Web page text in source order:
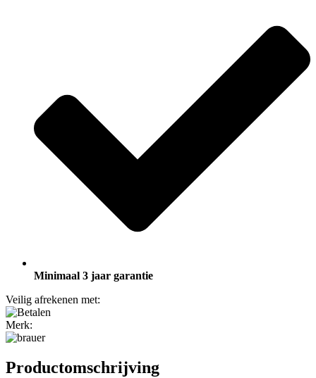
Minimaal 3 jaar garantie
Veilig afrekenen met:
Merk:
Productomschrijving